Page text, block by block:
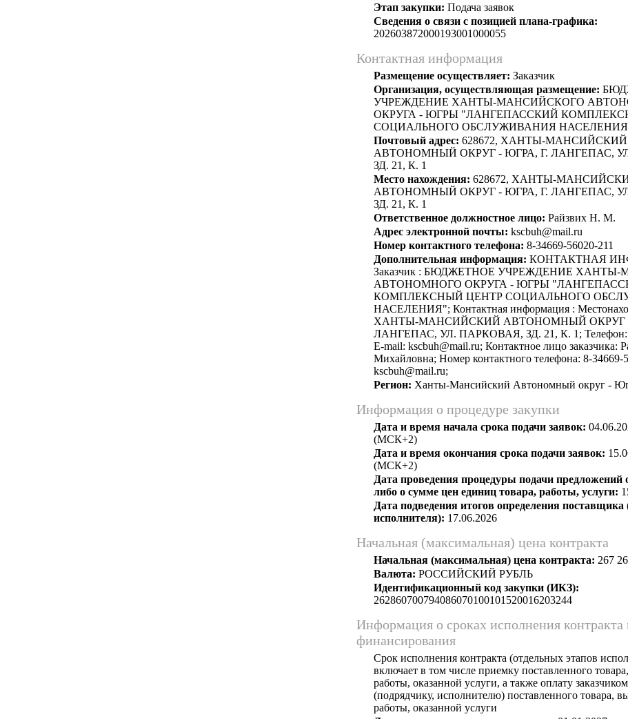
Этап закупки: Подача заявок
Сведения о связи с позицией плана-графика:
202603872000193001000055
Контактная информация
Размещение осуществляет: Заказчик
Организация, осуществляющая размещение:
УЧРЕЖДЕНИЕ ХАНТЫ-МАНСИЙСКОГО
ОКРУГА - ЮГРЫ "ЛАНГЕПАССКИЙ
СОЦИАЛЬНОГО ОБСЛУЖИВАНИЯ
Почтовый адрес: 628672, ХАНТЫ-МАНСИЙСКИЙ
АВТОНОМНЫЙ ОКРУГ - ЮГРА, Г. ЛАНГЕПАС,
ЗД. 21, К. 1
Место нахождения: 628672, ХАНТЫ-
АВТОНОМНЫЙ ОКРУГ - ЮГРА, Г. ЛАНГЕПАС,
ЗД. 21, К. 1
Ответственное должностное лицо: Райзвих Н. М.
Адрес электронной почты: kscbuh@mail.ru
Номер контактного телефона: 8-34669-56020-211
Дополнительная информация: КОНТАКТНАЯ
Заказчик : БЮДЖЕТНОЕ УЧРЕЖДЕНИЕ
АВТОНОМНОГО ОКРУГА - ЮГРЫ
КОМПЛЕКСНЫЙ ЦЕНТР СОЦИАЛЬНОГО
НАСЕЛЕНИЯ"; Контактная информация :
ХАНТЫ-МАНСИЙСКИЙ АВТОНОМНЫЙ ОКРУГ -
ЛАНГЕПАС, УЛ. ПАРКОВАЯ, ЗД. 21, К. 1; Телефон:
E-mail: kscbuh@mail.ru; Контактное лицо заказчика:
Михайловна; Номер контактного телефона: 8-34669-
kscbuh@mail.ru;
Регион: Ханты-Мансийский Автономный округ -
Информация о процедуре закупки
Дата и время начала срока подачи заявок:
(МСК+2)
Дата и время окончания срока подачи заявок:
(МСК+2)
Дата проведения процедуры подачи предложений
либо о сумме цен единиц товара, работы, услуги:
Дата подведения итогов определения
исполнителя): 17.06.2026
Начальная (максимальная) цена контракта
Начальная (максимальная) цена контракта: 267
Валюта: РОССИЙСКИЙ РУБЛЬ
Идентификационный код закупки (ИКЗ):
262860700794086070100101520016203244
Информация о сроках исполнения контракта
финансирования
Срок исполнения контракта (отдельных этапов
включает в том числе приемку поставленного
работы, оказанной услуги, а также оплату
(подрядчику, исполнителю) поставленного товара,
работы, оказанной услуги